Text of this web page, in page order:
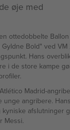
øje med
ottedobbelte
Bold" ved
Hans
i de store kampe
Madrid-
unge angribere.
afslutninger
Messi.